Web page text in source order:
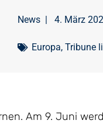
News| 4. März
Europa, Tribune
Am 9. Juni